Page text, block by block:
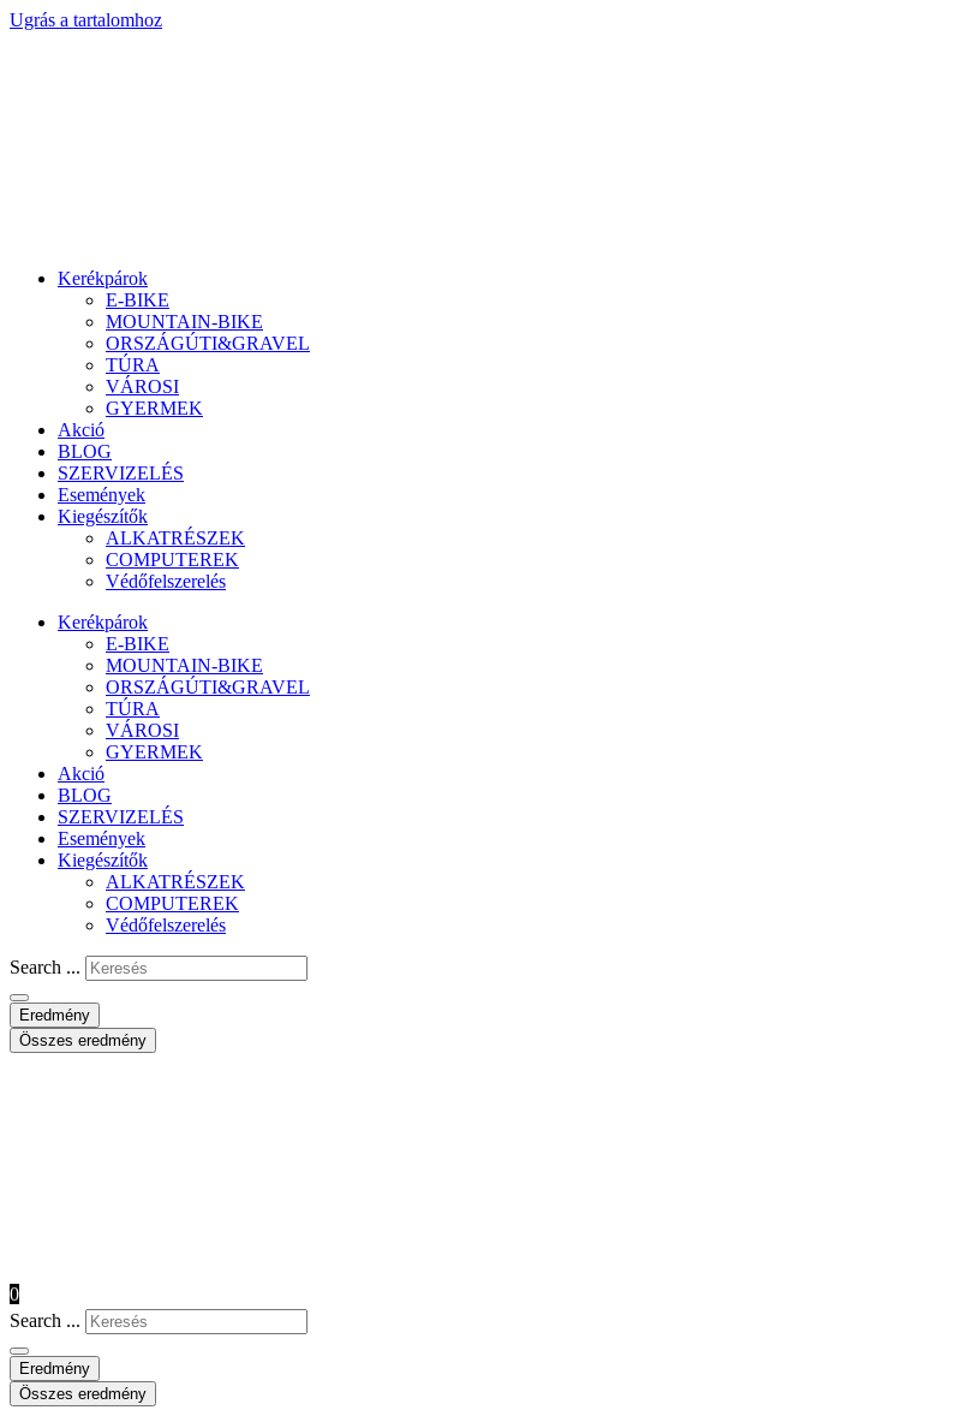
Ugrás a tartalomhoz
Kerékpárok
E-BIKE
MOUNTAIN-BIKE
ORSZÁGÚTI&GRAVEL
TÚRA
VÁROSI
GYERMEK
Akció
BLOG
SZERVIZELÉS
Események
Kiegészítők
ALKATRÉSZEK
COMPUTEREK
Védőfelszerelés
Kerékpárok
E-BIKE
MOUNTAIN-BIKE
ORSZÁGÚTI&GRAVEL
TÚRA
VÁROSI
GYERMEK
Akció
BLOG
SZERVIZELÉS
Események
Kiegészítők
ALKATRÉSZEK
COMPUTEREK
Védőfelszerelés
Search ...
Eredmény
Összes eredmény
0
Search ...
Eredmény
Összes eredmény